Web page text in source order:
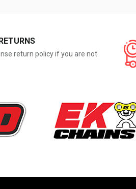
return policy if you are not